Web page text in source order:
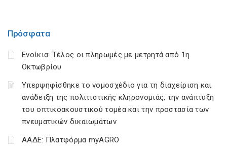
Πρόσφατα
Ενοίκια: Τέλος οι πληρωμές με μετρητά από 1η
Οκτωβρίου
Υπερψηφίσθηκε το νομοσχέδιο για τη διαχείριση και
ανάδειξη της πολιτιστικής κληρονομιάς, την ανάπτυξη
του οπτικοακουστικού τομέα και την προστασία των
πνευματικών δικαιωμάτων
ΑΑΔΕ: Πλατφόρμα myAGRO